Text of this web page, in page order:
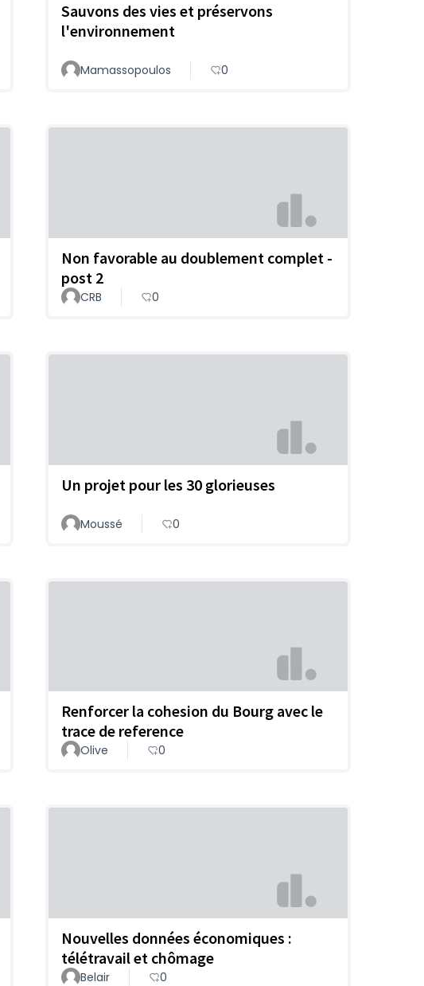
Sauvons des vies et préservons
l'environnement
Mamassopoulos 0
Non favorable au doublement complet -
post 2
CRB 0
Un projet pour les 30 glorieuses
Moussé 0
Renforcer la cohesion du Bourg avec le
trace de reference
Olive 0
Nouvelles données économiques :
télétravail et chômage
Belair 0